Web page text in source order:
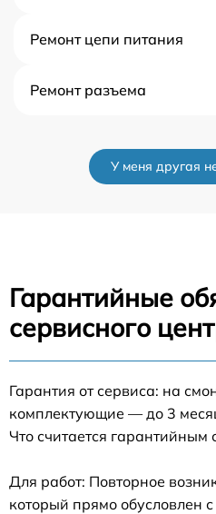
Ремонт цепи питания
Ремонт разъема
У меня другая
Гарантийные
сервисного
Гарантия от сервиса: на
комплектующие — до 3
Что считается гарантийным
Для работ: Повторное
который прямо обусловлен